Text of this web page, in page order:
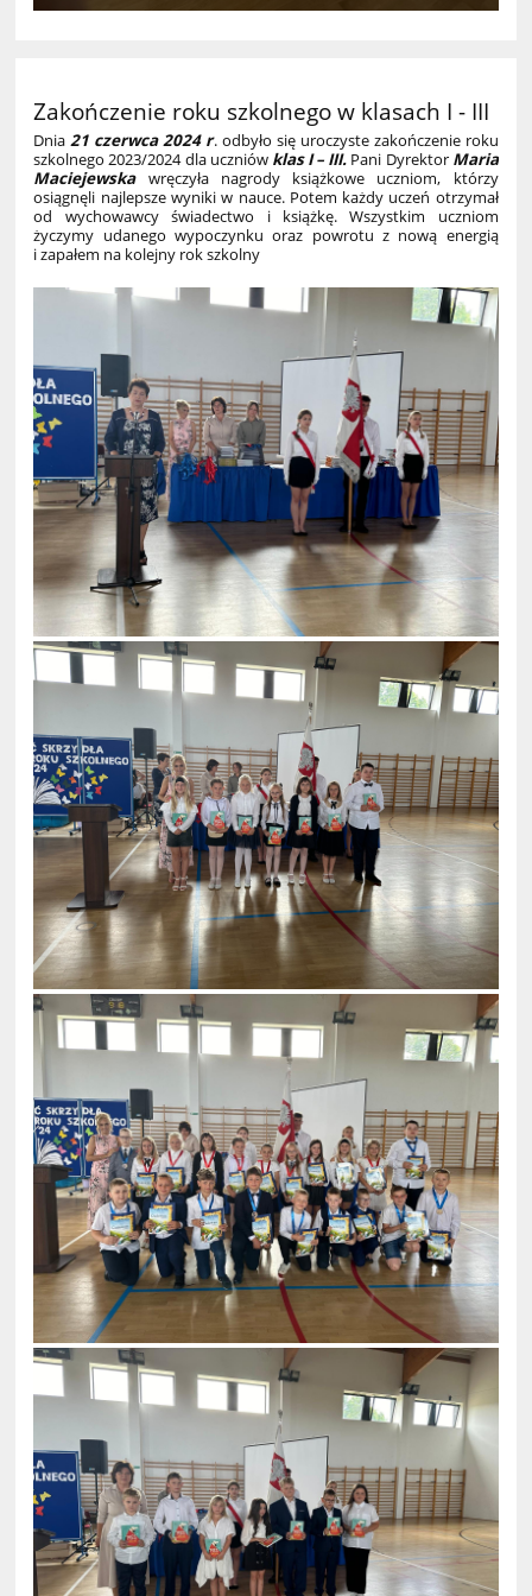
Zakończenie roku szkolnego w klasach I - III
Dnia21 czerwca 2024 r. odbyło się uroczyste zakończenie roku
szkolnego 2023/2024 dla uczniów klas I – III. Pani Dyrektor Maria
Maciejewskawręczyła nagrody książkowe uczniom, którzy
osiągnęli najlepsze wyniki w nauce. Potem każdy uczeń otrzymał
od wychowawcy świadectwo i książkę. Wszystkim uczniom
życzymy udanego wypoczynku oraz powrotu z nową energią
i zapałem na kolejny rok szkolny